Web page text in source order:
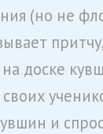
(но не
на доске
и